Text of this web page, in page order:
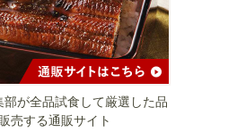
部が全品試食して厳選した品
売する通販サイト